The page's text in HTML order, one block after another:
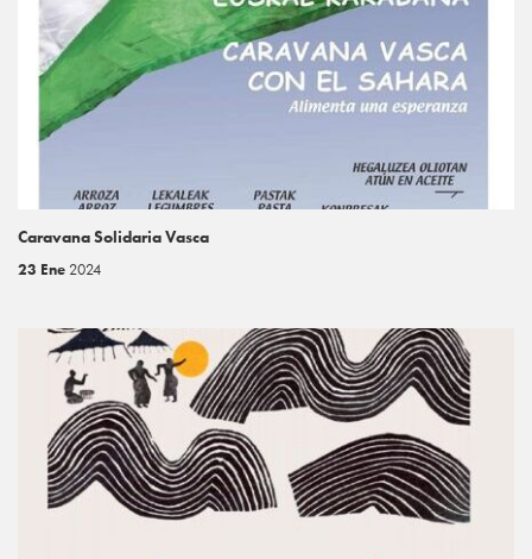
Caravana Solidaria Vasca
23 Ene 2024